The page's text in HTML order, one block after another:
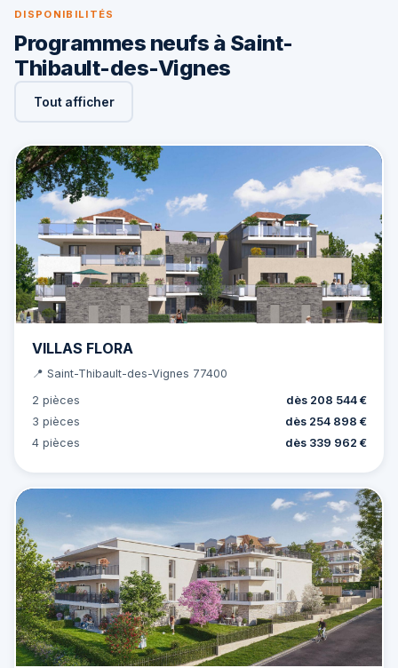
DISPONIBILITÉS
Programmes neufs à Saint-
Thibault-des-Vignes
Tout afficher
VILLAS FLORA
📍 Saint-Thibault-des-Vignes 77400
2 pièces
dès 208 544 €
3 pièces
dès 254 898 €
4 pièces
dès 339 962 €